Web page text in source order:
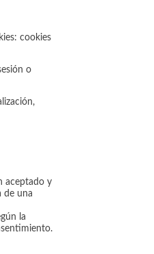
cookies
o
aceptado y
de una
la